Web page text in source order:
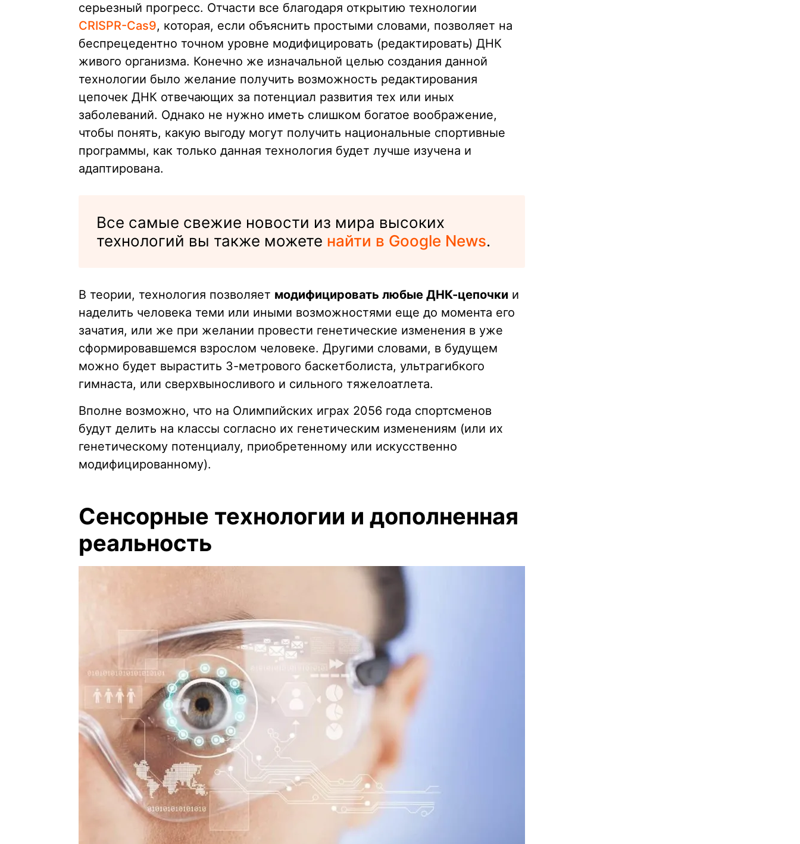
серьезный прогресс. Отчасти все благодаря открытию технологии
CRISPR-Cas9, которая, если объяснить простыми словами, позволяет на
беспрецедентно точном уровне модифицировать (редактировать) ДНК
живого организма. Конечно же изначальной целью создания данной
технологии было желание получить возможность редактирования
цепочек ДНК отвечающих за потенциал развития тех или иных
заболеваний. Однако не нужно иметь слишком богатое воображение,
чтобы понять, какую выгоду могут получить национальные спортивные
программы, как только данная технология будет лучше изучена и
адаптирована.
Все самые свежие новости из мира высоких
технологий вы также можете найти в Google News.
В теории, технология позволяет модифицировать любые ДНК-цепочки и
наделить человека теми или иными возможностями еще до момента его
зачатия, или же при желании провести генетические изменения в уже
сформировавшемся взрослом человеке. Другими словами, в будущем
можно будет вырастить 3-метрового баскетболиста, ультрагибкого
гимнаста, или сверхвыносливого и сильного тяжелоатлета.
Вполне возможно, что на Олимпийских играх 2056 года спортсменов
будут делить на классы согласно их генетическим изменениям (или их
генетическому потенциалу, приобретенному или искусственно
модифицированному).
Сенсорные технологии и дополненная
реальность